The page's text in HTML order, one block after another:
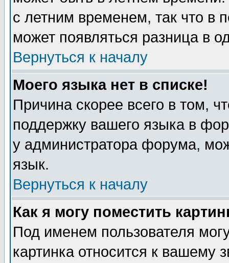
с летним временем, так что в
может появляться разница в
Вернуться к началу
Моего языка нет в списке!
Причина скорее всего в том,
поддержку вашего языка в
у администратора форума,
язык.
Вернуться к началу
Как я могу поместить
Под именем пользователя
картинка относится к вашему